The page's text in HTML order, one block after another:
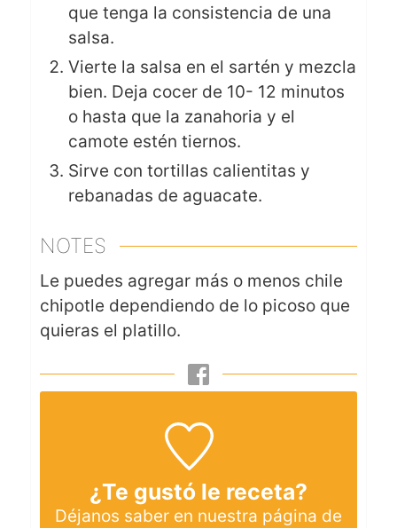
que tenga la consistencia de una
salsa.
Vierte la salsa en el sartén y mezcla
bien. Deja cocer de 10- 12 minutos
o hasta que la zanahoria y el
camote estén tiernos.
Sirve con tortillas calientitas y
rebanadas de aguacate.
NOTES
Le puedes agregar más o menos chile
chipotle dependiendo de lo picoso que
quieras el platillo.
¿Te gustó le receta?
Déjanos saber en nuestra página de